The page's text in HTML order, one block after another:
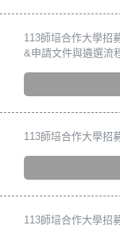
113師培合作大學招
&申請文件與遴選流
113師培合作大學招
113師培合作大學招